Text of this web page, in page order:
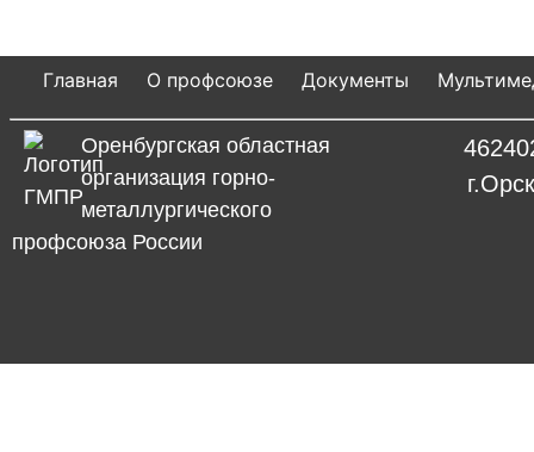
Главная О профсоюзе Документы
Оренбургская областная
организация горно-
металлургического
профсоюза России